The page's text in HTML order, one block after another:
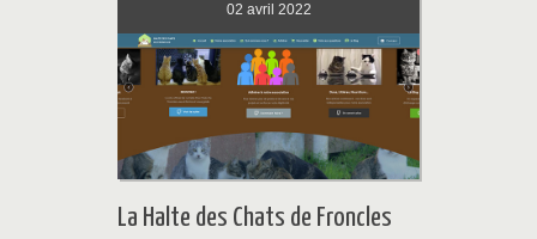
02 avril 2022
La Halte des Chats de Froncles